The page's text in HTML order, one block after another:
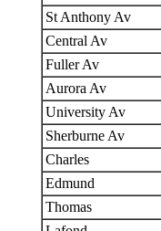
St Anthony Av
Central Av
Fuller Av
Aurora Av
University Av
Sherburne Av
Charles
Edmund
Thomas